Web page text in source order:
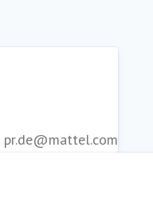
pr.de@mattel.com